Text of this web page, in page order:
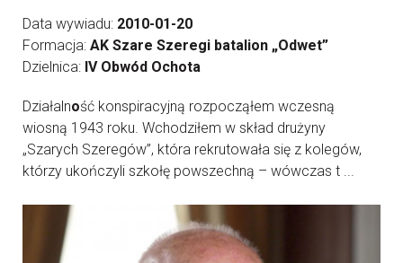
Data wywiadu: 2010-01-20
Formacja: AK Szare Szeregi batalion „Odwet”
Dzielnica: IV Obwód Ochota
Działalność konspiracyjną rozpocząłem wczesną
wiosną 1943 roku. Wchodziłem w skład drużyny
„Szarych Szeregów”, która rekrutowała się z kolegów,
którzy ukończyli szkołę powszechną – wówczas t ...